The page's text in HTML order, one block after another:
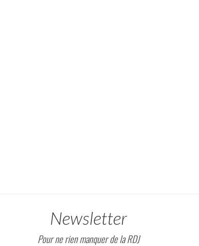
Newsletter
Pour ne rien manquer de la RDJ